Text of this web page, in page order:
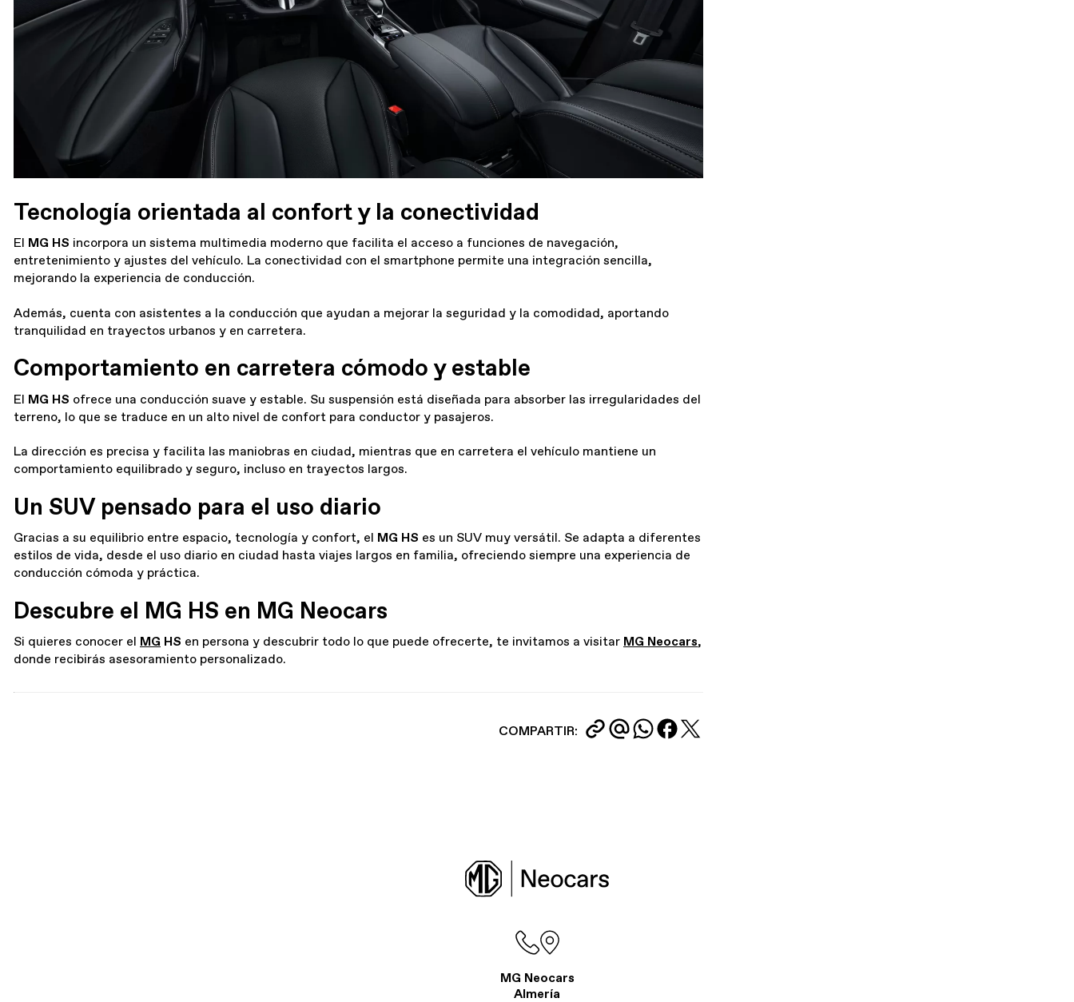
Tecnología orientada al confort y la conectividad
El MG HS incorpora un sistema multimedia moderno que facilita el acceso a funciones de navegación,
entretenimiento y ajustes del vehículo. La conectividad con el smartphone permite una integración sencilla,
mejorando la experiencia de conducción.
Además, cuenta con asistentes a la conducción que ayudan a mejorar la seguridad y la comodidad, aportando
tranquilidad en trayectos urbanos y en carretera.
Comportamiento en carretera cómodo y estable
El MG HS ofrece una conducción suave y estable. Su suspensión está diseñada para absorber las irregularidades del
terreno, lo que se traduce en un alto nivel de confort para conductor y pasajeros.
La dirección es precisa y facilita las maniobras en ciudad, mientras que en carretera el vehículo mantiene un
comportamiento equilibrado y seguro, incluso en trayectos largos.
Un SUV pensado para el uso diario
Gracias a su equilibrio entre espacio, tecnología y confort, el MG HS es un SUV muy versátil. Se adapta a diferentes
estilos de vida, desde el uso diario en ciudad hasta viajes largos en familia, ofreciendo siempre una experiencia de
conducción cómoda y práctica.
Descubre el MG HS en MG Neocars
Si quieres conocer el MG HS en persona y descubrir todo lo que puede ofrecerte, te invitamos a visitar MG Neocars,
donde recibirás asesoramiento personalizado.
COMPARTIR:
MG Neocars
Almería